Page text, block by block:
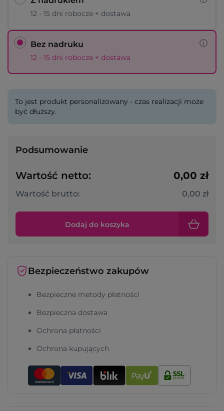
12 - 15 dni robocze + dostawa
Bez nadruku
12 - 15 dni robocze + dostawa
To jest produkt personalizowany - czas realizacji może
być dłuższy.
Podsumowanie
Wartość netto: 0,00 zł
Wartość brutto: 0,00 zł
Dodaj do koszyka
Bezpieczeństwo zakupów
Bezpieczne metody płatności
Bezpieczna dostawa
Ochrona płatności
Ochrona kupujących